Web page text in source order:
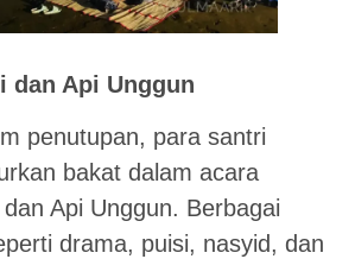
dan Api Unggun
penutupan, para santri
bakat dalam acara
Api Unggun. Berbagai
drama, puisi, nasyid, dan